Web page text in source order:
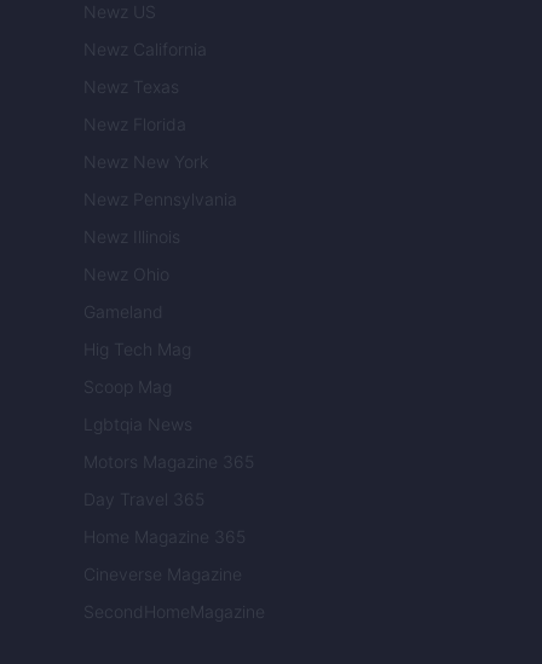
Newz US
Newz California
Newz Texas
Newz Florida
Newz New York
Newz Pennsylvania
Newz Illinois
Newz Ohio
Gameland
Hig Tech Mag
Scoop Mag
Lgbtqia News
Motors Magazine 365
Day Travel 365
Home Magazine 365
Cineverse Magazine
SecondHomeMagazine